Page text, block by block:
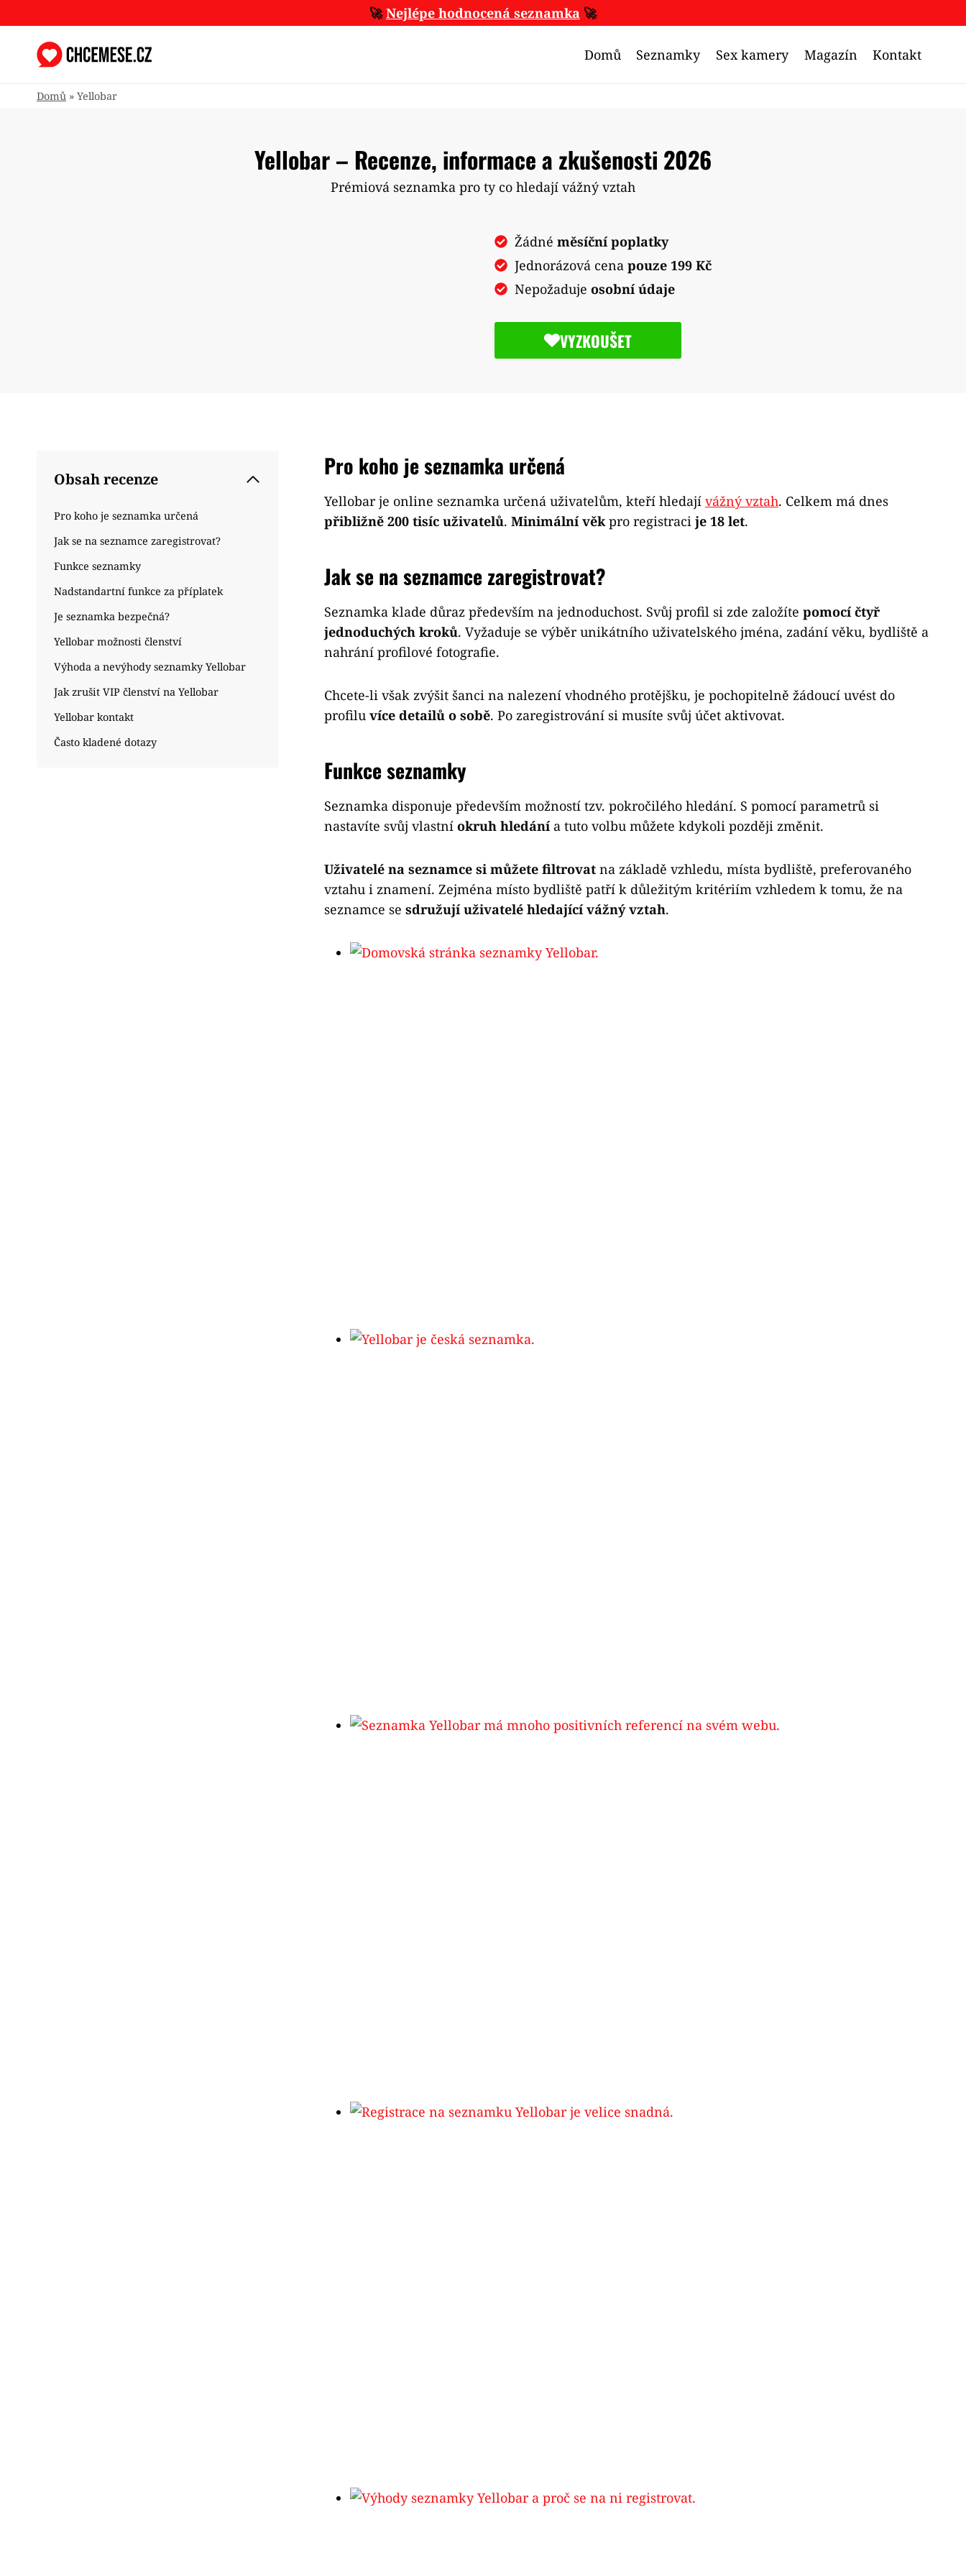
na
🚀Nejlépe hodnocená seznamka 🚀
Domů Seznamky Sex kamery Magazín Kontakt
Domů » Yellobar
Yellobar – Recenze, informace a zkušenosti 2026
Prémiová seznamka pro ty co hledají vážný vztah
Žádné měsíční poplatky
Jednorázová cena pouze 199 Kč
Nepožaduje osobní údaje
VYZKOUŠET
Pro koho je seznamka určená
Yellobar je online seznamka určená uživatelům, kteří hledají vážný vztah. Celkem má dnes
přibližně 200 tisíc uživatelů. Minimální věkpro registraci je 18 let.
Jak se na seznamce zaregistrovat?
Seznamka klade důraz především na jednoduchost. Svůj profil si zde založíte pomocí čtyř
jednoduchých kroků. Vyžaduje se výběr unikátního uživatelského jména, zadání věku, bydliště a
nahrání profilové fotografie.
Chcete-li však zvýšit šanci na nalezení vhodného protějšku, je pochopitelně žádoucí uvést do
profiluvíce detailů o sobě. Po zaregistrování si musíte svůj účet aktivovat.
Funkce seznamky
Seznamka disponuje především možností tzv. pokročilého hledání. S pomocí parametrů si
nastavíte svůj vlastní okruh hledánía tuto volbu můžete kdykoli později změnit.
Uživatelé na seznamce si můžete filtrovatna základě vzhledu, místa bydliště, preferovaného
vztahu i znamení. Zejména místo bydliště patří k důležitým kritériím vzhledem k tomu, že na
seznamce se sdružují uživatelé hledající vážný vztah.
Obsah recenze
Pro koho je seznamka určená
Jak se na seznamce zaregistrovat?
Funkce seznamky
Nadstandartní funkce za příplatek
Je seznamka bezpečná?
Yellobar možnosti členství
Výhoda a nevýhody seznamky Yellobar
Jak zrušit VIP členství na Yellobar
Yellobar kontakt
Často kladené dotazy